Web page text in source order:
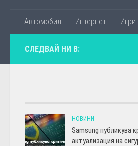
Автомобил Интернет Игри
СЛЕДВАЙ НИ В:
НОВИНИ
Samsung публикува
актуализация на